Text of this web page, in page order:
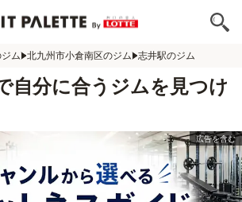
ム 北九州市小倉南区のジム 志井駅のジム
自分に合うジムを見つけ